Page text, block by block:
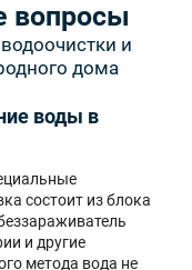
вопросы
и
дома
воды в
состоит из блока
и другие
метода вода не